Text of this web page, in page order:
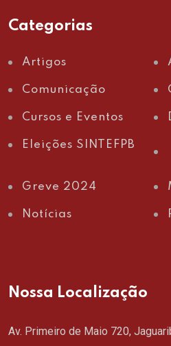
Categorias
Artigos
Comunicação
Cursos e Eventos
Eleições SINTEFPB
Greve 2024
Notícias
Nossa Localização
Av. Primeiro de Maio 720,